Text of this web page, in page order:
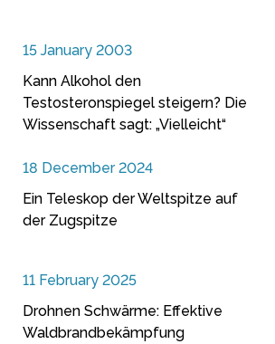
15 January 2003
Kann Alkohol den
Testosteronspiegel steigern? Die
Wissenschaft sagt: „Vielleicht“
18 December 2024
Ein Teleskop der Weltspitze auf
der Zugspitze
11 February 2025
Drohnen Schwärme: Effektive
Waldbrandbekämpfung